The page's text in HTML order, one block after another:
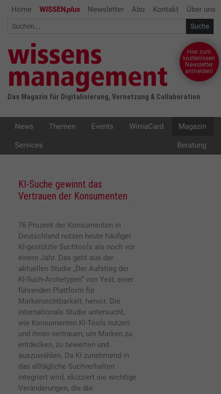
Home WISSENplus Newsletter Abo Kontakt Über uns
Das Magazin für Digitalisierung, Vernetzung & Collaboration
Hier zum
kostenlosen
Newsletter
anmelden!
News Themen Events WimaCard Magazin
Services Beratung
KI-Suche gewinnt das
Vertrauen der Konsumenten
76 Prozent der Konsumenten in
Deutschland nutzen heute häufiger
KI-gestützte Suchtools als noch vor
einem Jahr. Das geht aus der
aktuellen Studie „Der Aufstieg der
KI-Such-Archetypen” von Yext, einer
führenden Plattform für
Markensichtbarkeit, hervor. Die
internationale Studie untersucht,
wie Konsumenten KI-Tools nutzen
und ihnen vertrauen, um Marken zu
entdecken, zu bewerten und
auszuwählen. Da KI zunehmend in
das alltägliche Suchverhalten
integriert wird, skizziert sie wichtige
Veränderungen, die die